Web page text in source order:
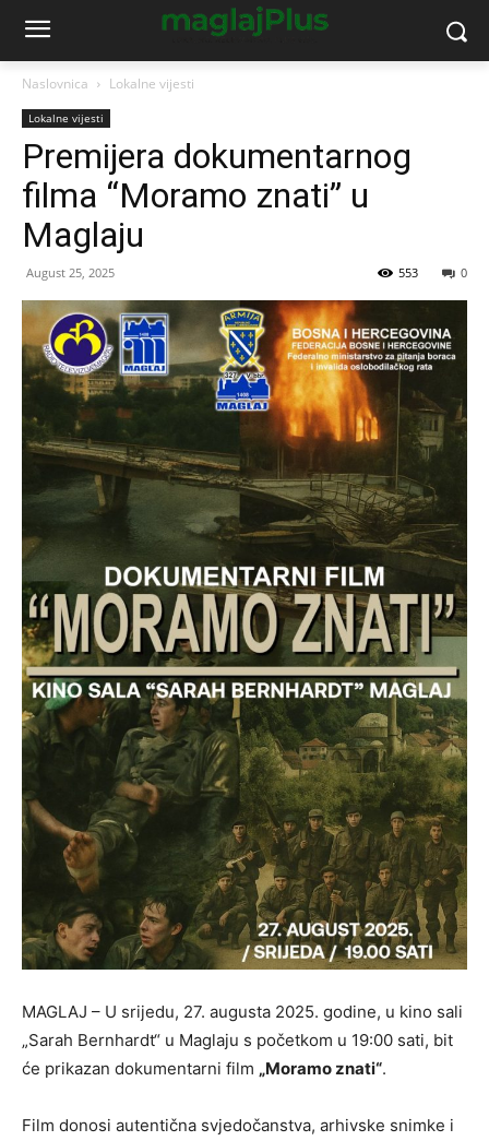
Naslovnica Lokalne vijesti
Lokalne vijesti
Premijera dokumentarnog
filma “Moramo znati” u
Maglaju
August 25, 2025 0
553
MAGLAJ – U srijedu, 27. augusta 2025. godine, u kino sali
„Sarah Bernhardt“ u Maglaju s početkom u 19:00 sati, bit
će prikazan dokumentarni film „Moramo znati“.
Film donosi autentična svjedočanstva, arhivske snimke i